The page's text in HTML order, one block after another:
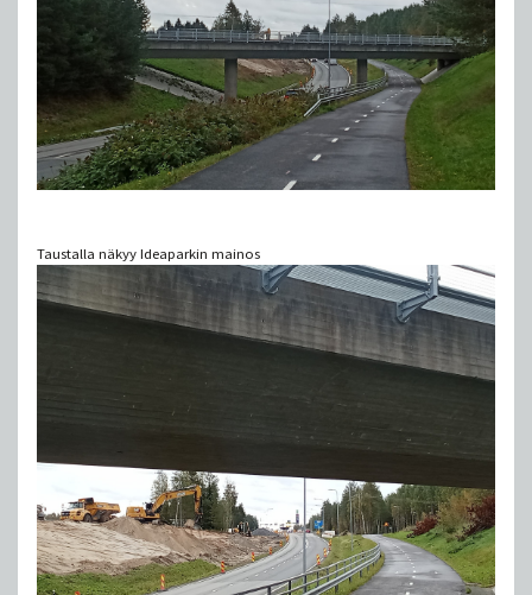
Taustalla näkyy Ideaparkin mainos